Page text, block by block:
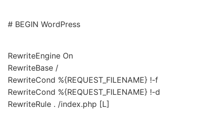
# BEGIN WordPress
RewriteEngine On
RewriteBase /
RewriteCond %{REQUEST_FILENAME} !-f
RewriteCond %{REQUEST_FILENAME} !-d
RewriteRule . /index.php [L]